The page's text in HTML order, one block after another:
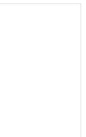
atingirá
SOBRE